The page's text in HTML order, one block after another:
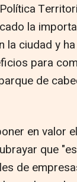
la
la ciudad y
para
de
en valor
que
de